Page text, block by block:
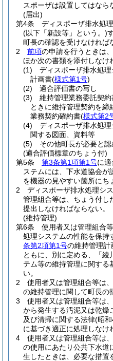
スポーザは設置してはなら
(届出)
第4条
ディスポーザ排水処
(以下「新設等」という。)
町長の確認を受けなければ
2
前項の申請を行うときは
ほか次の書類を添付しなけ
(1)
ディスポーザ排水処
計画書(様式第1号)
(2)
適合評価書の写し
(3)
維持管理業務委託契約
ときに維持管理契約を締
業務契約確約書(様式第2
(4)
ディスポーザ排水処
関する図面、資料等
(5)
その他町長が必要と
(適合評価標章のちょう付)
第5条
第3条第1項第1号に
ステムには、下水道協会
を機器の見やすい箇所にち
2
ディスポーザ排水処理シ
管理組合等は、ちょう付し
提出しなければならない。
(維持管理)
第6条
使用者又は管理組合
処理システムの性能を保持
条第2項第1号の維持管理計
ともに、別に定める、「綾
テム等の維持管理に関する
い。
2
使用者又は管理組合等は
の維持管理に関して町長の
3
使用者又は管理組合等は
から発生する汚泥又は乾燥
及び清掃に関する法律(昭
に基づき適正に処理しなけ
4
使用者又は管理組合等は
の使用にあたり公共下水道
生したときは、必要な措置